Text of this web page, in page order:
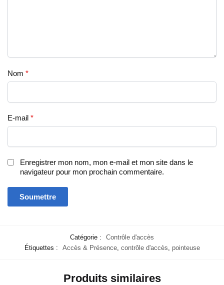
Nom *
E-mail *
Enregistrer mon nom, mon e-mail et mon site dans le
navigateur pour mon prochain commentaire.
Catégorie :
Contrôle d'accès
Étiquettes :
Accès & Présence, contrôle d'accès pointeuse
Produits similaires